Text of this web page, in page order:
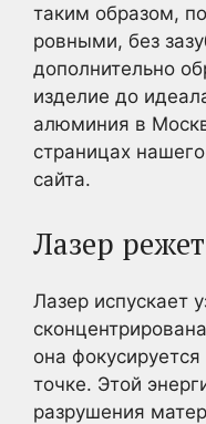
таким образом,
ровными, без
дополнительно
изделие до
алюминия в
страницах
сайта.
Лазер
Лазер испускает
она
точке. Этой
разрушения